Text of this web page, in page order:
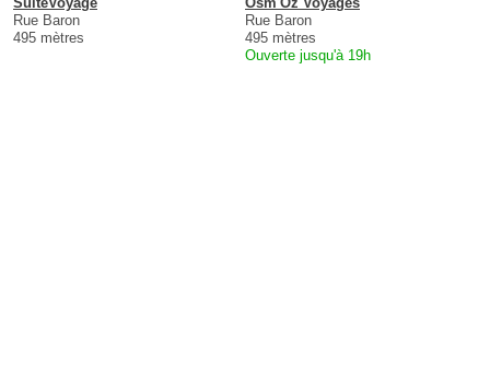
Rue Baron
495 mètres
Rue Baron
495 mètres
Ouverte jusqu'à 19h